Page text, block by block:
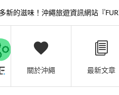
新的滋味！沖繩旅遊資訊網站『
關於沖繩 最新文章